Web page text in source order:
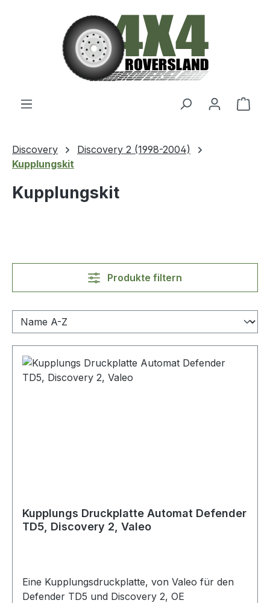
Zum Hauptinhalt springen
Discovery
Discovery 2 (1998-2004)
Kupplungskit
Kupplungskit
Produkte filtern
Kupplungs Druckplatte Automat Defender
TD5, Discovery 2, Valeo
Eine Kupplungsdruckplatte, von Valeo für den
Defender TD5 und Discovery 2, OE